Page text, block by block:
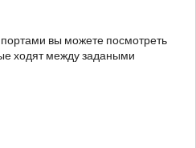
вы можете посмотреть
ходят между задаными